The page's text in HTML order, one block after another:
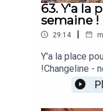
63. Y'a la
semaine !
29:14 |
Y'a la place
!Changeline -
Back on the
Então Tá